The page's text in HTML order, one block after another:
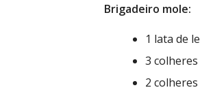
Brigadeiro mole:
1 lata de
3
2